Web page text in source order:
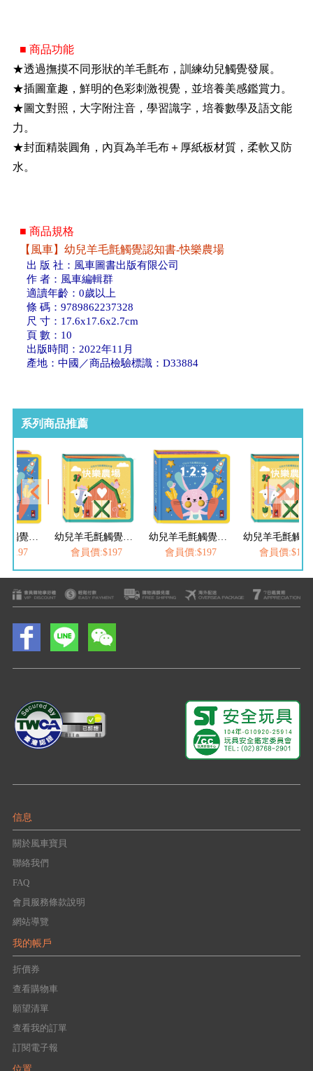
■ 商品功能
★透過撫摸不同形狀的羊毛氈布，訓練幼兒觸覺發展。
★插圖童趣，鮮明的色彩刺激視覺，並培養美感鑑賞力。
★圖文對照，大字附注音，學習識字，培養數學及語文能
力。
★封面精裝圓角，內頁為羊毛布＋厚紙板材質，柔軟又防
水。
■ 商品規格
【風車】幼兒羊毛氈觸覺認知書-快樂農場
出 版 社：風車圖書出版有限公司
作 者：風車編輯群
適讀年齡：0歲以上
條 碼：9789862237328
尺 寸：17.6x17.6x2.7cm
頁 數：10
出版時間：2022年11月
產地：中國／商品檢驗標識：D33884
系列商品推薦
幼兒羊毛氈觸覺認知書-123
:$197
幼兒羊毛氈觸覺認知書-快樂農場
會員價:$197
幼兒羊毛氈觸覺認知書-123
會員價:$197
會員價:$197
信息
關於風車寶貝
聯絡我們
FAQ
會員服務條款說明
網站導覽
我的帳戶
折價券
查看購物車
願望清單
查看我的訂單
訂閱電子報